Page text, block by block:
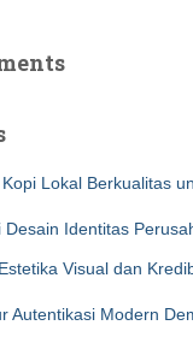
Lokal Berkualitas
Desain Identitas
Visual dan
Autentikasi Modern